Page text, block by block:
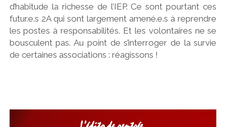
d’habitude la richesse de l’IEP. Ce sont pourtant ces
futur.e.s 2A qui sont largement amené.e.s à reprendre
les postes à responsabilités. Et les volontaires ne se
bousculent pas. Au point de s’interroger de la survie
de certaines associations : réagissons !